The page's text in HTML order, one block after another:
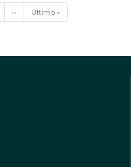
Siguiente
página
››
Última
página
Último »